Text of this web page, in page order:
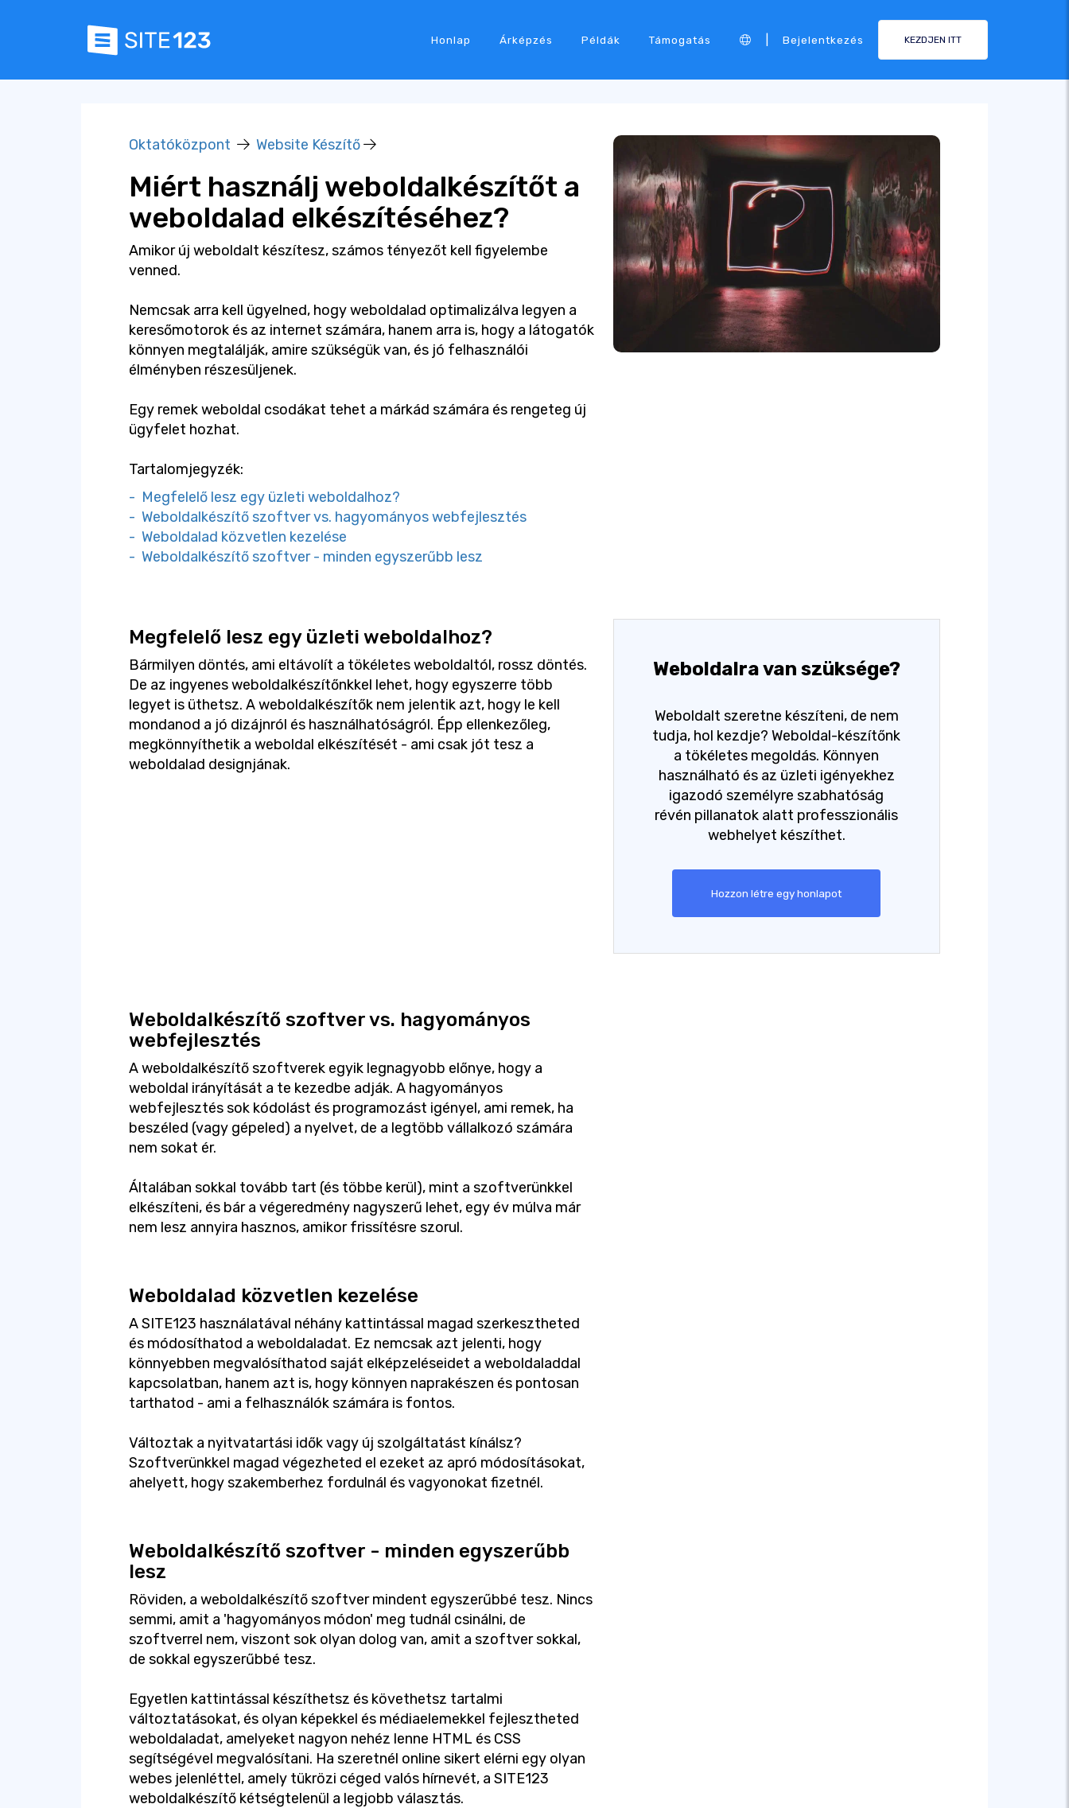
Honlap Árképzés Példák Támogatás Bejelentkezés KEZDJEN ITT
Oktatóközpont Website Készítő
Miért használj weboldalkészítőt a
weboldalad elkészítéséhez?
Amikor új weboldalt készítesz, számos tényezőt kell figyelembe
venned.
Nemcsak arra kell ügyelned, hogy weboldalad optimalizálva legyen a
keresőmotorok és az internet számára, hanem arra is, hogy a látogatók
könnyen megtalálják, amire szükségük van, és jó felhasználói
élményben részesüljenek.
Egy remek weboldal csodákat tehet a márkád számára és rengeteg új
ügyfelet hozhat.
Tartalomjegyzék:
- Megfelelő lesz egy üzleti weboldalhoz?
- Weboldalkészítő szoftver vs. hagyományos webfejlesztés
- Weboldalad közvetlen kezelése
- Weboldalkészítő szoftver - minden egyszerűbb lesz
Megfelelő lesz egy üzleti weboldalhoz?
Bármilyen döntés, ami eltávolít a tökéletes weboldaltól, rossz döntés.
De az ingyenes weboldalkészítőnkkel lehet, hogy egyszerre több
legyet is üthetsz. A weboldalkészítők nem jelentik azt, hogy le kell
mondanod a jó dizájnról és használhatóságról. Épp ellenkezőleg,
megkönnyíthetik a weboldal elkészítését - ami csak jót tesz a
weboldalad designjának.
Weboldalra van szüksége?
Weboldalt szeretne készíteni, de nem
tudja, hol kezdje? Weboldal-készítőnk
a tökéletes megoldás. Könnyen
használható és az üzleti igényekhez
igazodó személyre szabhatóság
révén pillanatok alatt professzionális
webhelyet készíthet.
Hozzon létre egy honlapot
Weboldalkészítő szoftver vs. hagyományos
webfejlesztés
A weboldalkészítő szoftverek egyik legnagyobb előnye, hogy a
weboldal irányítását a te kezedbe adják. A hagyományos
webfejlesztés sok kódolást és programozást igényel, ami remek, ha
beszéled (vagy gépeled) a nyelvet, de a legtöbb vállalkozó számára
nem sokat ér.
Általában sokkal tovább tart (és többe kerül), mint a szoftverünkkel
elkészíteni, és bár a végeredmény nagyszerű lehet, egy év múlva már
nem lesz annyira hasznos, amikor frissítésre szorul.
Weboldalad közvetlen kezelése
A SITE123 használatával néhány kattintással magad szerkesztheted
és módosíthatod a weboldaladat. Ez nemcsak azt jelenti, hogy
könnyebben megvalósíthatod saját elképzeléseidet a weboldaladdal
kapcsolatban, hanem azt is, hogy könnyen naprakészen és pontosan
tarthatod - ami a felhasználók számára is fontos.
Változtak a nyitvatartási idők vagy új szolgáltatást kínálsz?
Szoftverünkkel magad végezheted el ezeket az apró módosításokat,
ahelyett, hogy szakemberhez fordulnál és vagyonokat fizetnél.
Weboldalkészítő szoftver - minden egyszerűbb
lesz
Röviden, a weboldalkészítő szoftver mindent egyszerűbbé tesz. Nincs
semmi, amit a 'hagyományos módon' meg tudnál csinálni, de
szoftverrel nem, viszont sok olyan dolog van, amit a szoftver sokkal,
de sokkal egyszerűbbé tesz.
Egyetlen kattintással készíthetsz és követhetsz tartalmi
változtatásokat, és olyan képekkel és médiaelemekkel fejlesztheted
weboldaladat, amelyeket nagyon nehéz lenne HTML és CSS
segítségével megvalósítani. Ha szeretnél online sikert elérni egy olyan
webes jelenléttel, amely tükrözi céged valós hírnevét, a SITE123
weboldalkészítő kétségtelenül a legjobb választás.